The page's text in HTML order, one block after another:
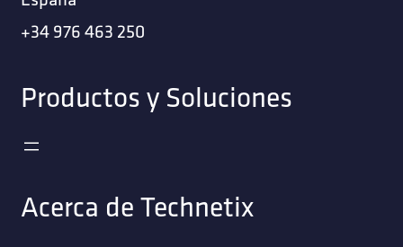
+34 976 463 250
Productos y Soluciones
Acerca de Technetix